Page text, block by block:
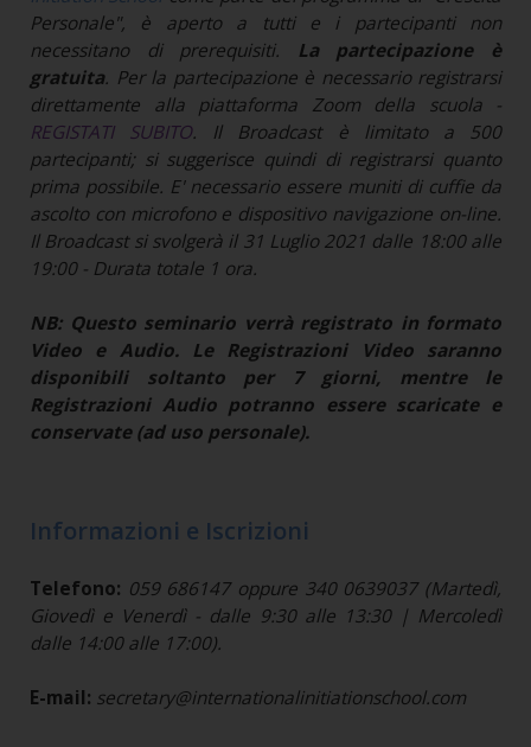
Personale", è aperto a tutti e i partecipanti non
necessitano di prerequisiti.
La partecipazione è
gratuita. Per la partecipazione è necessario registrarsi
direttamente alla piattaforma Zoom della scuola -
REGISTATI SUBITO. Il Broadcast è limitato a 500
partecipanti; si suggerisce quindi di registrarsi quanto
prima possibile. E' necessario essere muniti di cuffie da
ascolto con microfono e dispositivo navigazione on-line.
Il Broadcast si svolgerà il 31 Luglio 2021 dalle 18:00 alle
19:00 - Durata totale 1 ora.
NB: Questo seminario verrà registrato in formato
Video e Audio. Le Registrazioni Video saranno
disponibili soltanto per 7 giorni, mentre le
Registrazioni Audio potranno essere scaricate e
conservate (ad uso personale).
Informazioni e Iscrizioni
Telefono: 059 686147 oppure 340 0639037 (Martedì,
Giovedì e Venerdì - dalle 9:30 alle 13:30 | Mercoledì
dalle 14:00 alle 17:00).
E-mail: secretary@internationalinitiationschool.com